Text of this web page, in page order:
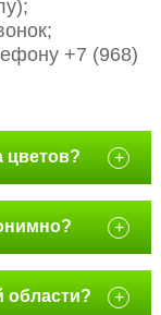
+7 (968)
цветов? +
+
области? +